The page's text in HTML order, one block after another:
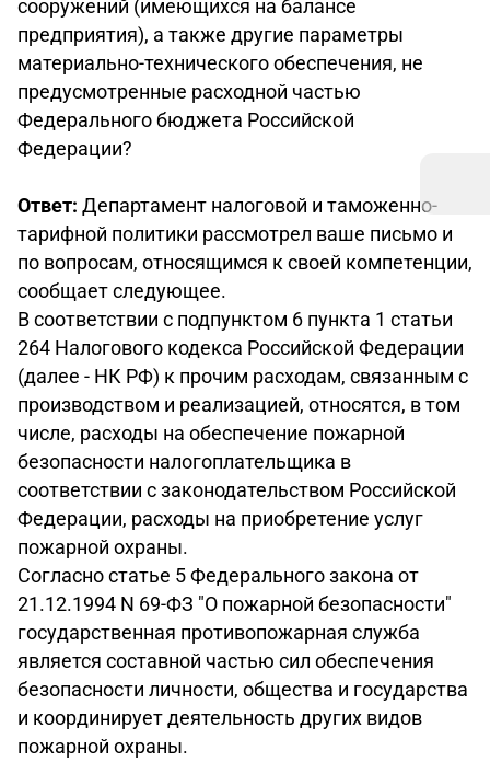
сооружений (имеющихся на балансе
предприятия), а также другие параметры
материально-технического обеспечения, не
предусмотренные расходной частью
Федерального бюджета Российской
Федерации?
Ответ: Департамент налоговой и таможенно-
тарифной политики рассмотрел ваше письмо и
по вопросам, относящимся к своей компетенции,
сообщает следующее.
В соответствии с подпунктом 6 пункта 1 статьи
264 Налогового кодекса Российской Федерации
(далее - НК РФ) к прочим расходам, связанным с
производством и реализацией, относятся, в том
числе, расходы на обеспечение пожарной
безопасности налогоплательщика в
соответствии с законодательством Российской
Федерации, расходы на приобретение услуг
пожарной охраны.
Согласно статье 5 Федерального закона от
21.12.1994 N 69-ФЗ "О пожарной безопасности"
государственная противопожарная служба
является составной частью сил обеспечения
безопасности личности, общества и государства
и координирует деятельность других видов
пожарной охраны.